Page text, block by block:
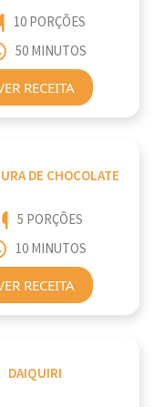
10 PORÇÕES
50 MINUTOS
RECEITA
DE CHOCOLATE
5 PORÇÕES
10 MINUTOS
RECEITA
DAIQUIRI